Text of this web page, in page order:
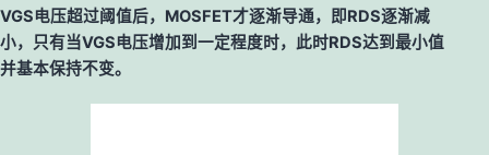
VGS电压超过阈值后， MOSFET才逐渐导通，即RDS逐渐减
小，只有当VGS电压增加到一定程度时，此时RDS达到最小值
并基本保持不变。